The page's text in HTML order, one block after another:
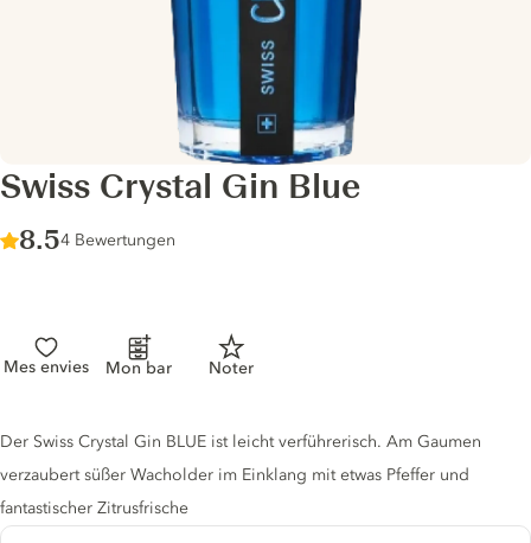
Swiss Crystal Gin Blue
Score :
8.5/ 10
4 Bewertungen
Mes envies Mon bar Noter
Gin description
Der Swiss Crystal Gin BLUE ist leicht verführerisch. Am Gaumen
verzaubert süßer Wacholder im Einklang mit etwas Pfeffer und
fantastischer Zitrusfrische